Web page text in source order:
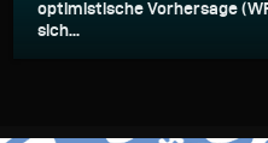
optimistische Vorhersage
sich...